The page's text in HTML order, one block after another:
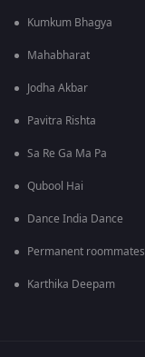
Kumkum Bhagya
Mahabharat
Jodha Akbar
Pavitra Rishta
Sa Re Ga Ma Pa
Qubool Hai
Dance India Dance
Permanent roommates
Karthika Deepam